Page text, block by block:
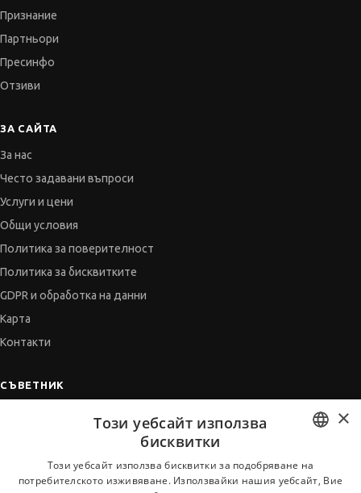
Признание
Партньори
Пресинфо
Отзиви
ЗА САЙТА
За нас
Често задавани въпроси
Услуги и цени
Общи условия
Политика за поверителност
Политика за бисквитките
GDPR и обработка на данни
Карта
Контакти
СЪВЕТНИК
Когато получим оферта
BULGARIAN
ENGLISH
×
Този уебсайт използва
бисквитки
Този уебсайт използва бисквитки за подобряване на
потребителското изживяване. Използвайки нашия уебсайт, Вие